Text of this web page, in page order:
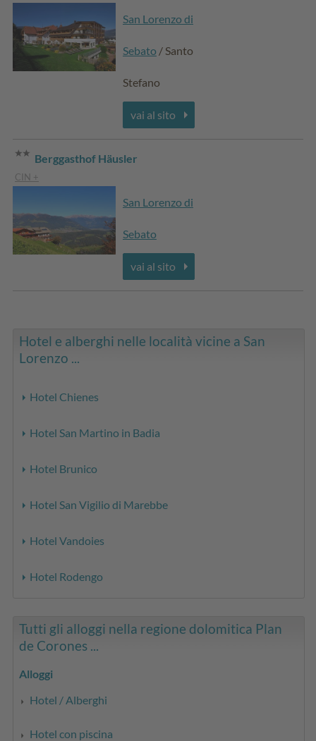
San Lorenzo di
Sebato / Santo
Stefano
vai al sito
Berggasthof Häusler
CIN +
San Lorenzo di
Sebato
vai al sito
Hotel e alberghi nelle località vicine a San
Lorenzo ...
Hotel Chienes
Hotel San Martino in Badia
Hotel Brunico
Hotel San Vigilio di Marebbe
Hotel Vandoies
Hotel Rodengo
Tutti gli alloggi nella regione dolomitica Plan
de Corones ...
Alloggi
Hotel / Alberghi
Hotel con piscina